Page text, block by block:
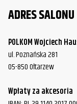
ADRES SALONU
POLKOM Wojciech
ul. Poznańska 281
05-850 Ołtarzew
Wpłaty za akcesoria